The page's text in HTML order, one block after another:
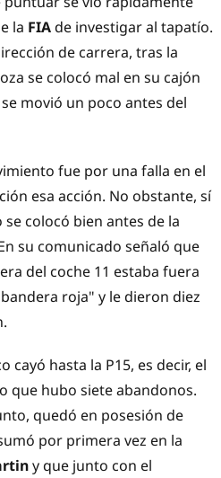
la FIAde investigar al tapatío.
de carrera, tras la
se colocó mal en su cajón
movió un poco antes del
fue por una falla en el
esa acción. No obstante, sí
colocó bien antes de la
su comunicado señaló que
del coche 11 estaba fuera
roja" y le dieron diez
cayó hasta la P15, es decir, el
que hubo siete abandonos.
quedó en posesión de
por primera vez en la
y que junto con el